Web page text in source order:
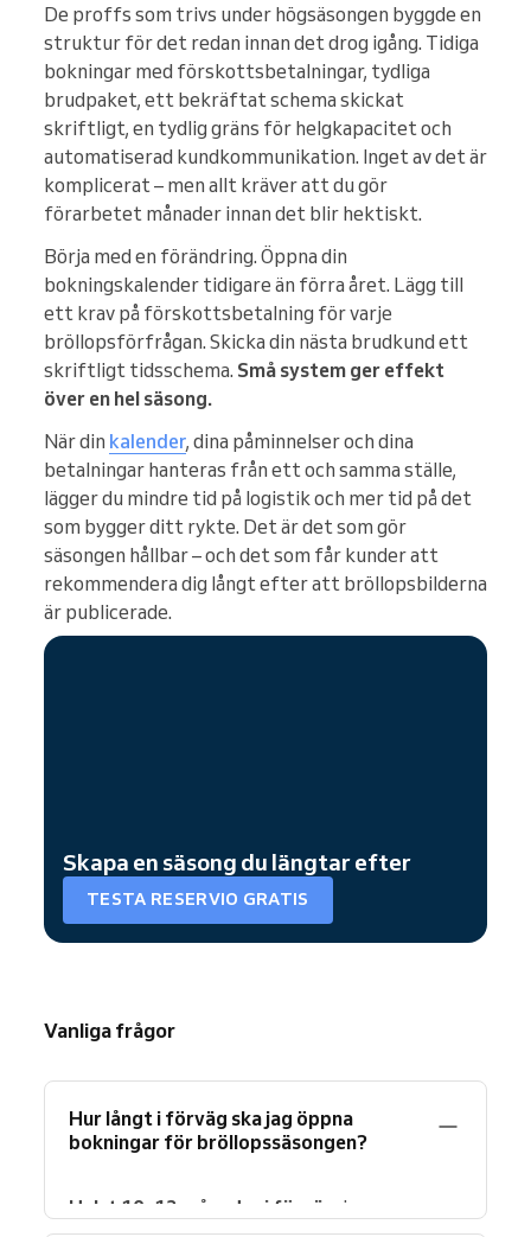
De proffs som trivs under högsäsongen byggde en
struktur för det redan innan det drog igång. Tidiga
bokningar med förskottsbetalningar, tydliga
brudpaket, ett bekräftat schema skickat
skriftligt, en tydlig gräns för helgkapacitet och
automatiserad kundkommunikation. Inget av det är
komplicerat – men allt kräver att du gör
förarbetet månader innan det blir hektiskt.
Börja med en förändring. Öppna din
bokningskalender tidigare än förra året. Lägg till
ett krav på förskottsbetalning för varje
bröllopsförfrågan. Skicka din nästa brudkund ett
skriftligt tidsschema. Små system ger effekt
över en hel säsong.
När din kalender, dina påminnelser och dina
betalningar hanteras från ett och samma ställe,
lägger du mindre tid på logistik och mer tid på det
som bygger ditt rykte. Det är det som gör
säsongen hållbar – och det som får kunder att
rekommendera dig långt efter att bröllopsbilderna
är publicerade.
Skapa en säsong du längtar efter
TESTA RESERVIO GRATIS
Vanliga frågor
Hur långt i förväg ska jag öppna
bokningar för bröllopssäsongen?
Helst 10–12 månader i förväg
, innan